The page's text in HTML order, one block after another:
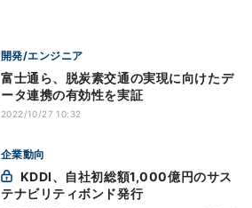
開発/エンジニア
富士通ら、脱炭素交通の実現に向けたデ
ータ連携の有効性を実証
2022/10/27 10:32
企業動向
テナビリティボンド発行